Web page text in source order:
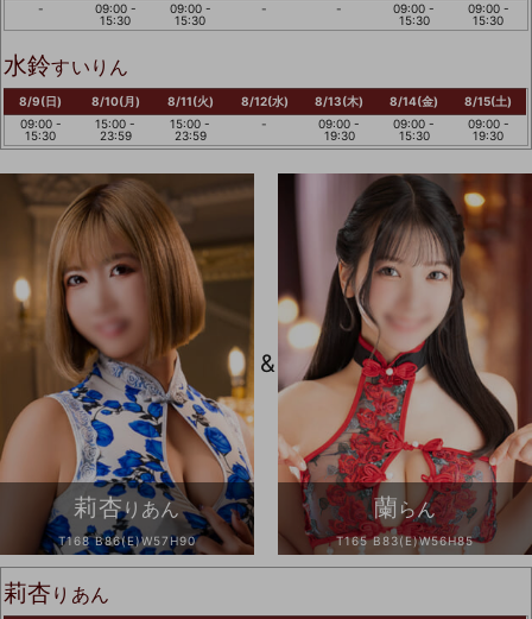
-
09:00 -
15:30
09:00 -
15:30
-
-
09:00 -
15:30
09:00 -
15:30
水鈴すいりん
8/9(日)
09:00 -
15:30
8/10(月)
15:00 -
23:59
8/11(火)
15:00 -
23:59
8/12(水)
-
8/13(木)
09:00 -
19:30
8/14(金)
09:00 -
15:30
8/15(土)
09:00 -
19:30
莉杏りあん
T168 B86(E)W57H90
&
蘭 らん
T165 B83(E)W56H85
莉杏りあん